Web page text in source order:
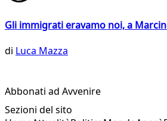
Gli immigrati eravamo noi, a
di Luca Mazza
Abbonati ad Avvenire
Sezioni del sito